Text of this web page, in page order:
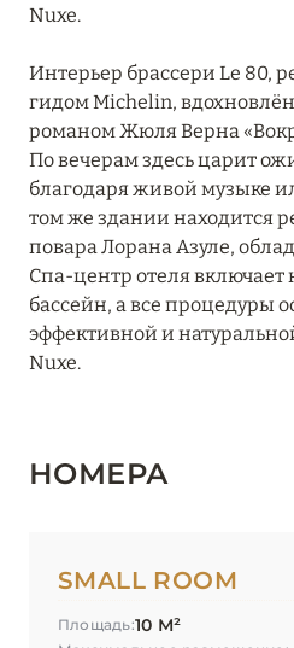
Hôtel Mont-Blanc Megeve
Hôtel Taj-I Mah
Hôtel Village La Mourra
Hôtel Village Montana
I.L.Y Hotels La Rosière
InterContinental Lyon – Hotel
L'Apogée Courchevel
La Chaudanne
La Sivolière
Nuxe.
Интерьер брассери Le 80,
гидом Michelin,
романом Жюля Верна
По вечерам здесь царит
благодаря живой музыке
том же здании находится
повара Лорана Азуле,
Спа-центр отеля
бассейн, а все процедуры
эффективной и
Nuxe.
НОМЕРА
SMALL ROOM
Площадь:10 М²